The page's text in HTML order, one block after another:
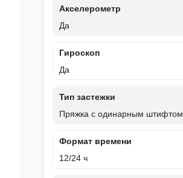
Акселерометр
Да
Гироскоп
Да
Тип застежки
Пряжка с одинарным штифтом
Формат времени
12/24 ч